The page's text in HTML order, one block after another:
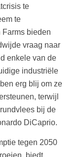
te
te
Farms bieden
vraag naar
enkele van de
industriële
erg blij om ze
terwijl
bij de
DiCaprio.
tegen 2050
biedt